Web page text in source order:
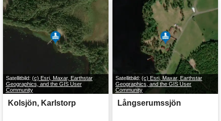
Satellitbild: (c) Esri, Maxar, Earthstar
Geographics, and the GIS User
Community
Kolsjön, Karlstorp
Satellitbild: (c) Esri, Maxar, Earthstar
Geographics, and the GIS User
Community
Långserumssjön